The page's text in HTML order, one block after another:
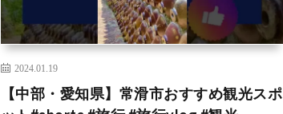
2024.01.19
【中部・愛知県】常滑市おすすめ観光スポ